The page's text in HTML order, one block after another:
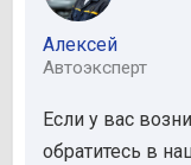
Алексей
Автоэксперт
Если у вас
обратитесь в